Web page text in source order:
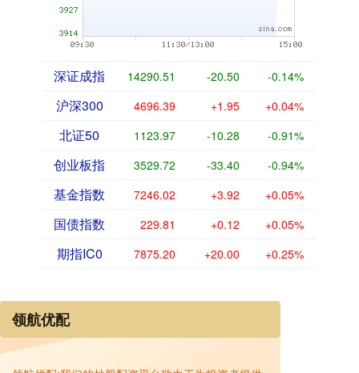
深证成指 14290.51 -20.50 -0.14%
沪深300 4696.39 +1.95 +0.04%
北证50 1123.97 -10.28 -0.91%
创业板指 3529.72 -33.40 -0.94%
基金指数 7246.02 +3.92 +0.05%
国债指数 229.81 +0.12 +0.05%
期指IC0 7875.20 +20.00 +0.25%
领航优配